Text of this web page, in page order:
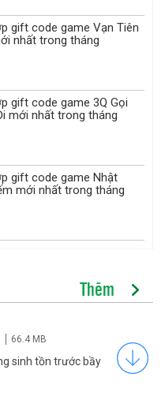
gift code game Vạn Tiên
nhất trong tháng
gift code game 3Q Gọi
mới nhất trong tháng
gift code game Nhật
mới nhất trong tháng
Thêm
66.4 MB
sinh tồn trước bầy